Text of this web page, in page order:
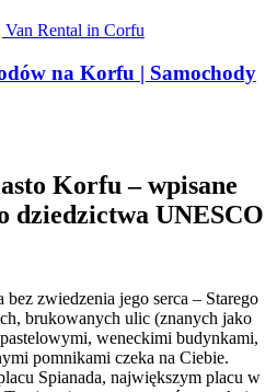
na Korfu | Samochody
Korfu – wpisane
dziedzictwa UNESCO
zwiedzenia jego serca – Starego
brukowanych ulic (znanych jako
weneckimi budynkami,
pomnikami czeka na Ciebie.
Spianada, największym placu w